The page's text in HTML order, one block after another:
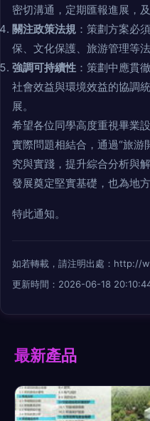
密切溝通，定期匯報進展，
關注政策法規 ：策劃方案必
保、文化保護、旅游管理等
強調可持續性 ：策劃中應貫
社會效益與環境效益的協調
展。
希望各位同學高度重視畢業
實際問題相結合，通過“旅游
究與實踐，提升綜合分析與
發展奠定堅實基礎，也為地
特此通知。
如若轉載，請注明出處：
更新時間：2026-06-18
最新產品